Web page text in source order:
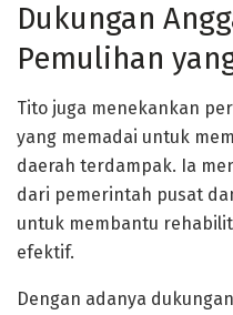
Dukungan
Pemulihan
Tito juga menekankan
yang memadai untuk
daerah terdampak. Ia
dari pemerintah pusat
untuk membantu
efektif.
Dengan adanya